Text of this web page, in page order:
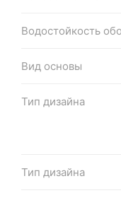
Водостойкость
Вид основы
Тип дизайна
Тип дизайна